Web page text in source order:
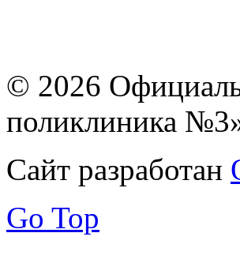
© 2026
поликлиника
Сайт разработан
Go Top